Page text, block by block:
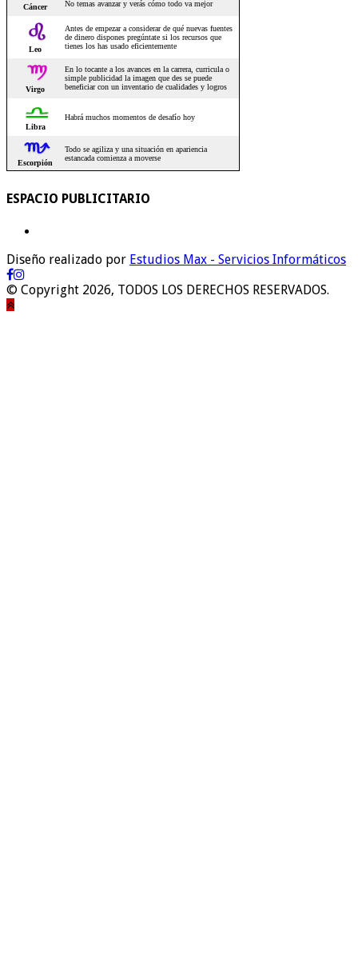
ESPACIO PUBLICITARIO
Diseño realizado por Estudios Max - Servicios Informáticos
© Copyright 2026, TODOS LOS DERECHOS RESERVADOS.